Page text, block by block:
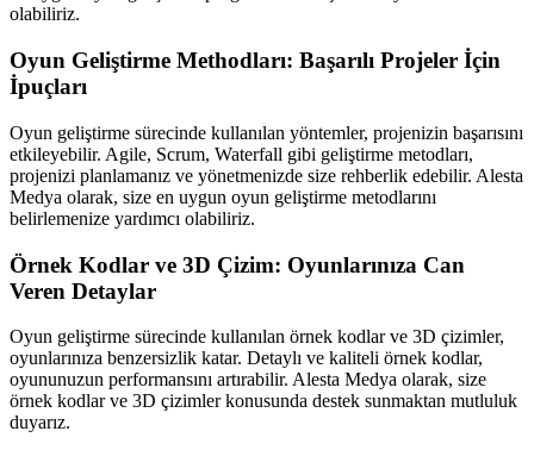
olabiliriz.
Oyun Geliştirme Methodları: Başarılı Projeler İçin
İpuçları
Oyun geliştirme sürecinde kullanılan yöntemler, projenizin başarısını
etkileyebilir. Agile, Scrum, Waterfall gibi geliştirme metodları,
projenizi planlamanız ve yönetmenizde size rehberlik edebilir. Alesta
Medya olarak, size en uygun oyun geliştirme metodlarını
belirlemenize yardımcı olabiliriz.
Örnek Kodlar ve 3D Çizim: Oyunlarınıza Can
Veren Detaylar
Oyun geliştirme sürecinde kullanılan örnek kodlar ve 3D çizimler,
oyunlarınıza benzersizlik katar. Detaylı ve kaliteli örnek kodlar,
oyununuzun performansını artırabilir. Alesta Medya olarak, size
örnek kodlar ve 3D çizimler konusunda destek sunmaktan mutluluk
duyarız.